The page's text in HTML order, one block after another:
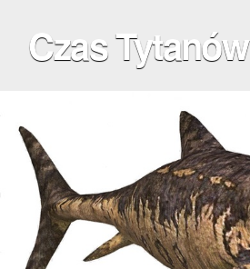
Czas Tytanów